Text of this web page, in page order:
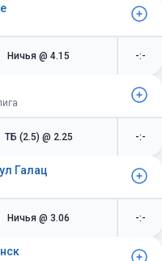
Ничья @ 4.15 -:-
ТБ (2.5) @ 2.25 -:-
Галац
Ничья @ 3.06 -:-